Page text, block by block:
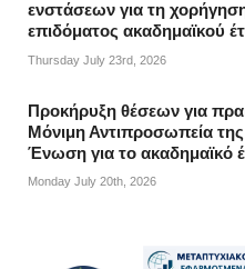
ενστάσεων για τη
επιδόματος ακαδημαϊκού
Thursday July 23rd, 2026
Προκήρυξη θέσεων για
Μόνιμη Αντιπροσωπεία
Ένωση για το ακαδημαϊκό
Monday July 20th, 2026